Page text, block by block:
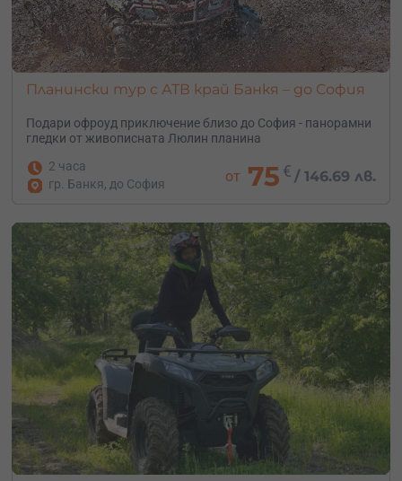
Планински тур с АТВ край Банкя – до София
Подари офроуд приключение близо до София - панорамни
гледки от живописната Люлин планина
2 часа
гр. Банкя, до София
от 75 € /146.69 лв.